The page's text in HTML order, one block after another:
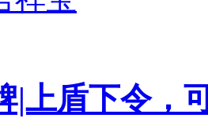
|上盾下令，